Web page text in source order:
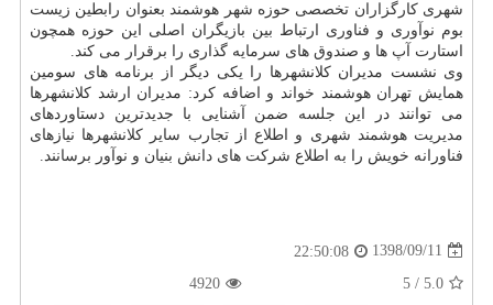
شهری كارگزاران تخصصی حوزه شهر هوشمند بعنوان رابطین زیست
بوم نوآوری و فناوری ارتباط بین بازیگران اصلی این حوزه همچون
استارت آپ ها و صندوق های سرمایه گذاری را برقرار می كند.
وی نشست مدیران كلانشهرها را یكی دیگر از برنامه های سومین
همایش تهران هوشمند خواند و اضافه كرد: مدیران ارشد كلانشهرها
می توانند در این جلسه ضمن آشنایی با جدیدترین دستاوردهای
مدیریت هوشمند شهری و اطلاع از تجارب سایر كلانشهرها نیازهای
فناورانه خویش را به اطلاع شركت های دانش بنیان و نوآور برسانند.
1398/09/11
22:50:08
5.0
/ 5
4920